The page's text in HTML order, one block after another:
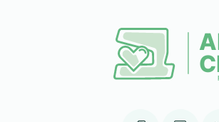
חזקי האבערפעלד
6 months ago